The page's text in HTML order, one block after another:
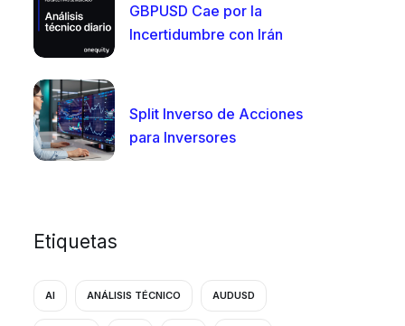
GBPUSD Cae por la
Incertidumbre con Irán
Split Inverso de Acciones
para Inversores
Etiquetas
AI ANÁLISIS TÉCNICO AUDUSD